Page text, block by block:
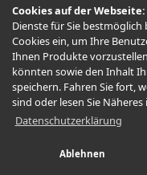
Cookies auf der
Dienste für Sie bestmöglich
Cookies ein, um Ihre
Ihnen Produkte
könnten sowie den Inhalt
speichern. Fahren Sie fort,
sind oder lesen Sie
Datenschutzerklärung
Ablehnen
© 2026 -